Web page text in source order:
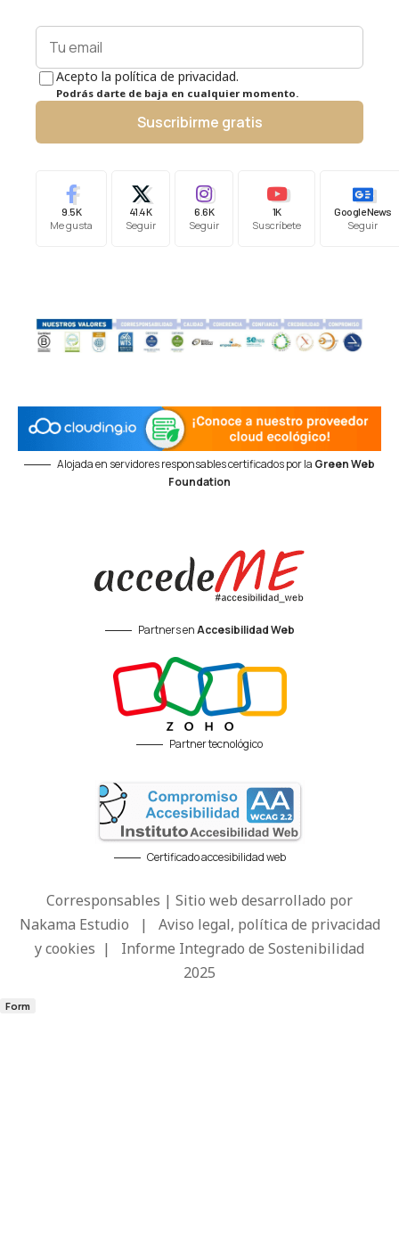
Acepto la política de privacidad.
Podrás darte de baja en cualquier momento.
Suscribirme gratis
9.5K
Me gusta
41.4K
Seguir
6.6K
Seguir
1K
Suscríbete
Google News
Seguir
Alojada en servidores responsables certificados por la Green Web
Foundation
Partners enAccesibilidad Web
Partner tecnológico
Certificado accesibilidad web
Corresponsables | Sitio web desarrollado por
Nakama Estudio | Aviso legal, política de privacidad
y cookies | Informe Integrado de Sostenibilidad
2025
Form